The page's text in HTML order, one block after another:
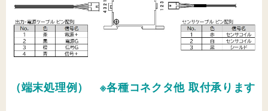
（端末処理例） ※各種コネクタ他 取付承ります